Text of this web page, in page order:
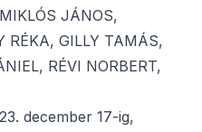
JÁNOS,
RÉKA, GILLY TAMÁS,
RÉVI NORBERT,
december 17-ig,